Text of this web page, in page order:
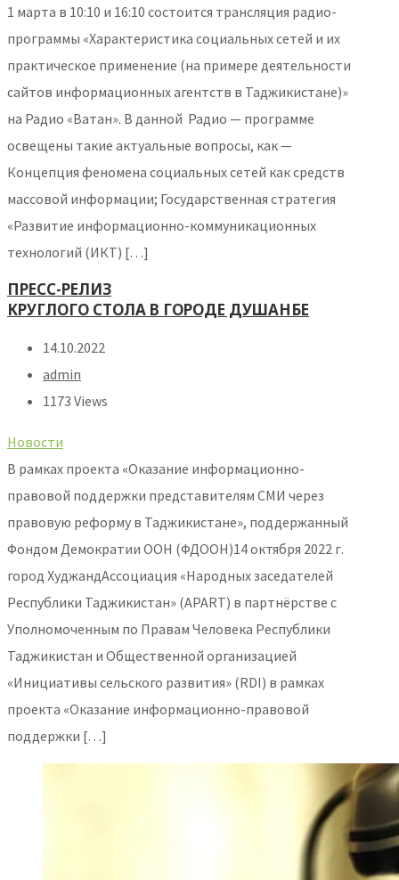
1 марта в 10:10 и 16:10 состоится трансляция радио-
программы «Характеристика социальных сетей и их
практическое применение (на примере деятельности
сайтов информационных агентств в Таджикистане)»
на Радио «Ватан». В данной Радио — программе
освещены такие актуальные вопросы, как —
Концепция феномена социальных сетей как средств
массовой информации; Государственная стратегия
«Развитие информационно-коммуникационных
технологий (ИКТ) […]
ПРЕСС-РЕЛИЗ
КРУГЛОГО СТОЛА В ГОРОДЕ ДУШАНБЕ
14.10.2022
admin
1173 Views
Новости
В рамках проекта «Оказание информационно-
правовой поддержки представителям СМИ через
правовую реформу в Таджикистане», поддержанный
Фондом Демократии ООН (ФДООН)14 октября 2022 г.
город ХуджандАссоциация «Народных заседателей
Республики Таджикистан» (APART) в партнёрстве c
Уполномоченным по Правам Человека Республики
Таджикистан и Общественной организацией
«Инициативы сельского развития» (RDI) в рамках
проекта «Оказание информационно-правовой
поддержки […]